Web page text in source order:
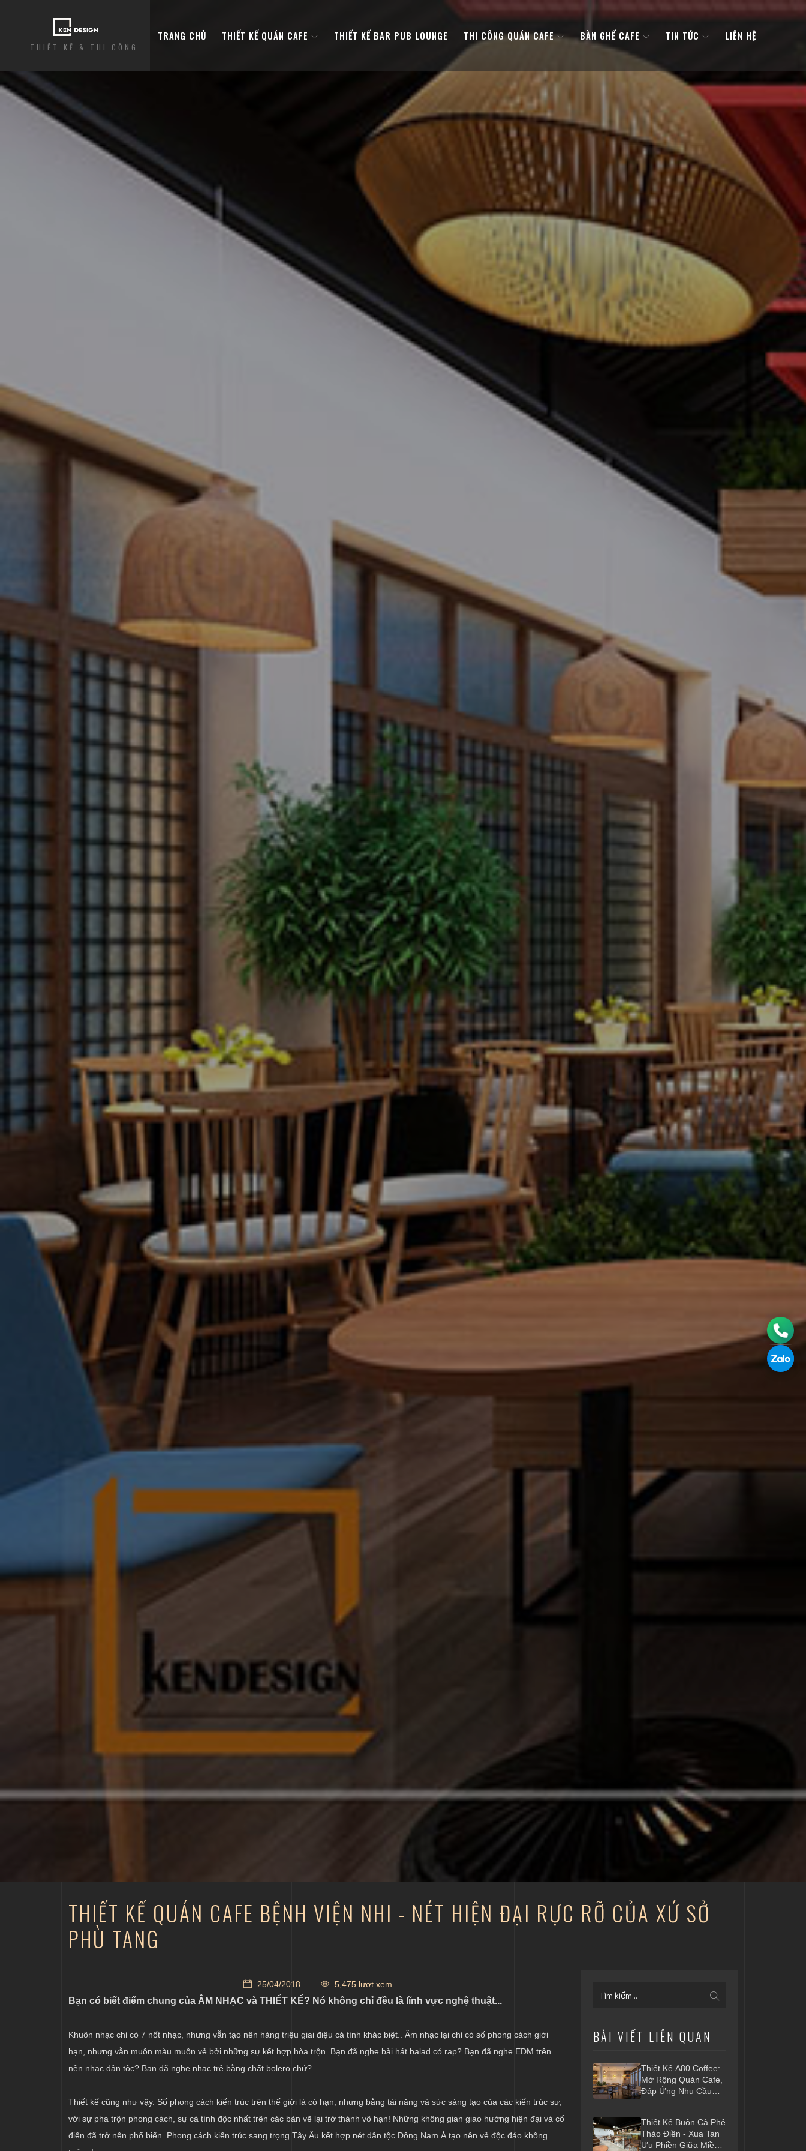
THIẾT KẾ & THI CÔNG
TRANG CHỦ THIẾT KẾ QUÁN CAFE THIẾT KẾ BAR PUB LOUNGE THI CÔNG QUÁN CAFE BÀN GHẾ CAFE TIN TỨC LIÊN HỆ
THIẾT KẾ QUÁN CAFE BỆNH VIỆN NHI - NÉT HIỆN ĐẠI RỰC RỠ CỦA XỨ SỞ
PHÙ TANG
25/04/2018 5,475 lượt xem
Bạn có biết điểm chung của ÂM NHẠC và THIẾT KẾ? Nó không chỉ đều là lĩnh vực nghệ thuật...
Khuôn nhạc chỉ có 7 nốt nhạc, nhưng vẫn tạo nên hàng triệu giai điệu cá tính khác biệt.. Âm nhạc lại chỉ có số phong cách giới
hạn, nhưng vẫn muôn màu muôn vẻ bởi những sự kết hợp hòa trộn. Bạn đã nghe bài hát balad có rap? Bạn đã nghe EDM trên
nền nhạc dân tộc? Bạn đã nghe nhạc trẻ bằng chất bolero chứ?
Thiết kế cũng như vậy. Số phong cách kiến trúc trên thế giới là có hạn, nhưng bằng tài năng và sức sáng tạo của các kiến trúc sư,
với sự pha trộn phong cách, sự cá tính độc nhất trên các bản vẽ lại trở thành vô hạn! Những không gian giao hưởng hiện đại và cổ
điển đã trở nên phổ biến. Phong cách kiến trúc sang trọng Tây Âu kết hợp nét dân tộc Đông Nam Á tạo nên vẻ độc đáo không
BÀI VIẾT LIÊN QUAN
Thiết Kế A80 Coffee:
Mở Rộng Quán Cafe,
Đáp Ứng Nhu Cầu
Thiết Kế Buôn Cà Phê
Thảo Điền - Xua Tan
Ưu Phiền Giữa Miền